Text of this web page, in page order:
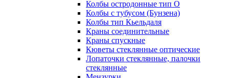
Колбы остродонные тип О
Колбы с тубусом (Бунзена)
Колбы тип Кьельдаля
Краны соединительные
Краны спускные
Кюветы стеклянные оптические
Лопаточки стеклянные, палочки
стеклянные